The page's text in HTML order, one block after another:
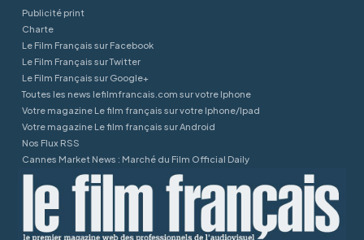
Publicité print
Charte
Le Film Français sur Facebook
Le Film Français sur Twitter
Le Film Français sur Google+
Toutes les news lefilmfrancais.com sur votre Iphone
Votre magazine Le film français sur votre Iphone/Ipad
Votre magazine Le film français sur Android
Nos Flux RSS
Cannes Market News : Marché du Film Official Daily